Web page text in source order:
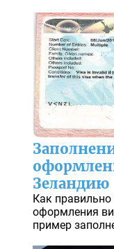
Зеландию
Как правильно
оформления
пример